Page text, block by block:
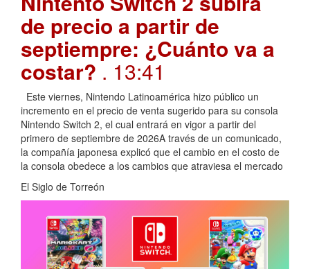
de precio a partir de
septiempre: ¿Cuánto va a
costar?. 13:41
Este viernes, Nintendo Latinoamérica hizo público un
incremento en el precio de venta sugerido para su consola
Nintendo Switch 2, el cual entrará en vigor a partir del
primero de septiembre de 2026A través de un comunicado,
la compañía japonesa explicó que el cambio en el costo de
la consola obedece a los cambios que atraviesa el mercado
El Siglo de Torreón